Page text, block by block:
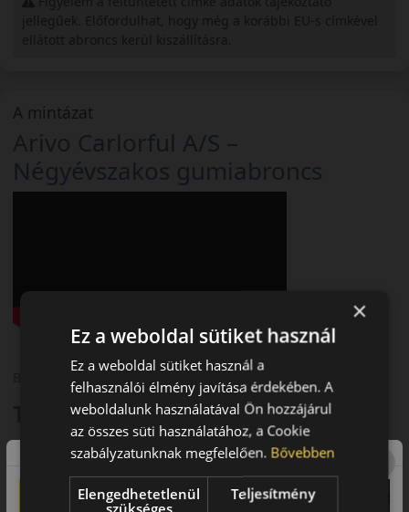
A mintázat
Arivo Carlorful A/S –
Négyévszakos gumiabroncs
Biztonság 4 évszakon át, megbízható ár-érték arány
Termékjellemzők
- Évszak: Négyévszakos – alkalmas az év minden időszakára,
tavasztól télig.
- Sebesség- (SI) és terhelésindex (LI): például 205/55 R16 94V
×
Ez a weboldal sütiket használ
Ez a weboldal sütiket használ a
felhasználói élmény javítása érdekében. A
weboldalunk használatával Ön hozzájárul
az összes süti használatához, a Cookie
szabályzatunknak megfelelően. Bővebben
Elengedhetetlenül
szükséges
Teljesítmény